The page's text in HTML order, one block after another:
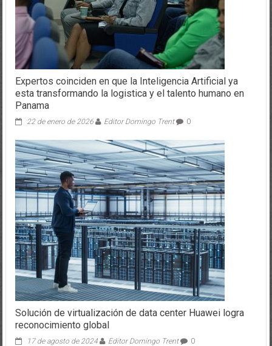
Expertos coinciden en que la Inteligencia Artificial ya
esta transformando la logistica y el talento humano en
Panama
22 de enero de 2026 Editor Domingo Trent 0
Solución de virtualización de data center Huawei logra
reconocimiento global
17 de agosto de 2024 Editor Domingo Trent 0